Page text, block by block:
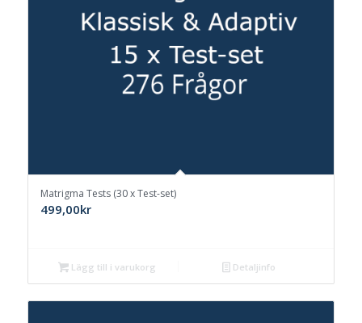
Matrigma Tests (30 x Test-set)
499,00kr
Lägg till i varukorg Detaljinfo